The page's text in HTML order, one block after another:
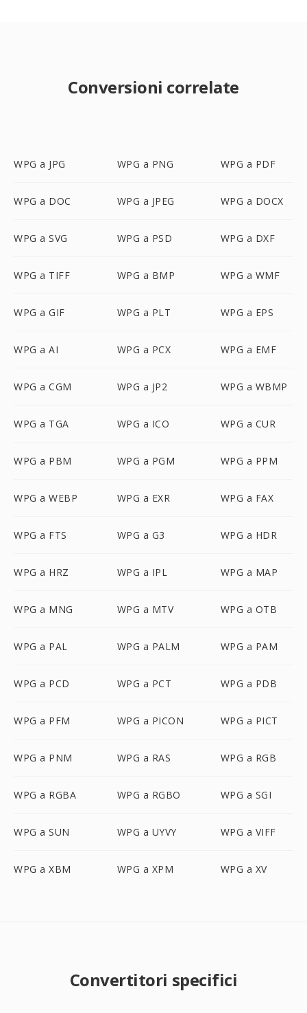
Conversioni correlate
WPG a JPG WPG a PNG WPG a PDF
WPG a DOC WPG a JPEG WPG a DOCX
WPG a SVG WPG a PSD WPG a DXF
WPG a TIFF WPG a BMP WPG a WMF
WPG a GIF WPG a PLT WPG a EPS
WPG a AI WPG a PCX WPG a EMF
WPG a CGM WPG a JP2 WPG a WBMP
WPG a TGA WPG a ICO WPG a CUR
WPG a PBM WPG a PGM WPG a PPM
WPG a WEBP WPG a EXR WPG a FAX
WPG a FTS WPG a G3 WPG a HDR
WPG a HRZ WPG a IPL WPG a MAP
WPG a MNG WPG a MTV WPG a OTB
WPG a PAL WPG a PALM WPG a PAM
WPG a PCD WPG a PCT WPG a PDB
WPG a PFM WPG a PICON WPG a PICT
WPG a PNM WPG a RAS WPG a RGB
WPG a RGBA WPG a RGBO WPG a SGI
WPG a SUN WPG a UYVY WPG a VIFF
WPG a XBM WPG a XPM WPG a XV
Convertitori specifici